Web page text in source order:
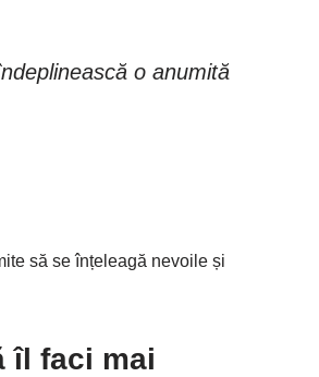
o anumită
să se înțeleagă nevoile și
îl faci mai